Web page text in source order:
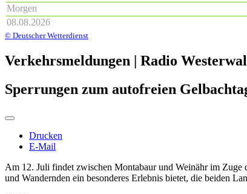
Morgen
08.08.2026
© Deutscher Wetterdienst
Verkehrsmeldungen | Radio
Sperrungen zum autofreien
Drucken
E-Mail
Am 12. Juli findet zwischen Montabaur und Weinähr im Zuge
und Wandernden ein besonderes Erlebnis bietet, die beiden